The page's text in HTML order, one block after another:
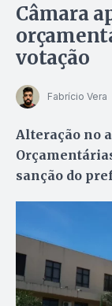
Câmara
votação
Fabrício Vera
Alteração no
sanção do